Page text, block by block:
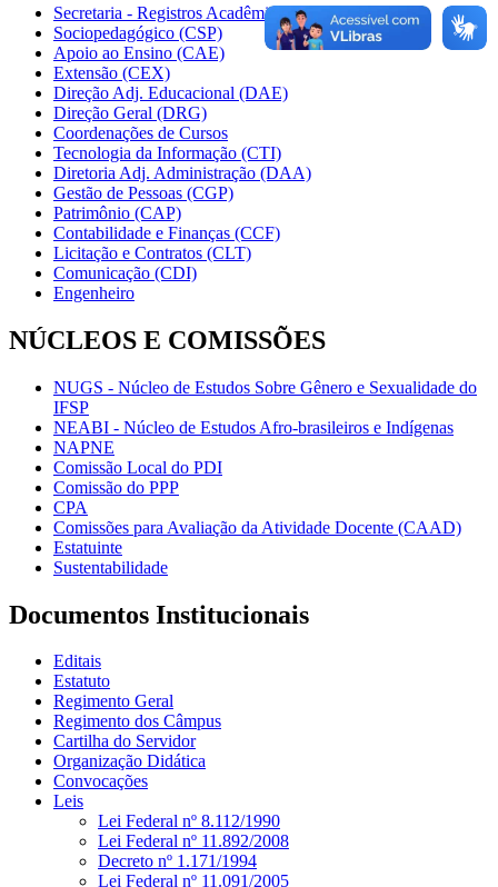
Secretaria - Registros Acadêmicos (CRA)
Sociopedagógico (CSP)
Apoio ao Ensino (CAE)
Extensão (CEX)
Direção Adj. Educacional (DAE)
Direção Geral (DRG)
Coordenações de Cursos
Tecnologia da Informação (CTI)
Diretoria Adj. Administração (DAA)
Gestão de Pessoas (CGP)
Patrimônio (CAP)
Contabilidade e Finanças (CCF)
Licitação e Contratos (CLT)
Comunicação (CDI)
Engenheiro
NÚCLEOS E COMISSÕES
NUGS - Núcleo de Estudos Sobre Gênero e Sexualidade do
IFSP
NEABI - Núcleo de Estudos Afro-brasileiros e Indígenas
NAPNE
Comissão Local do PDI
Comissão do PPP
CPA
Comissões para Avaliação da Atividade Docente (CAAD)
Estatuinte
Sustentabilidade
Documentos Institucionais
Editais
Estatuto
Regimento Geral
Regimento dos Câmpus
Cartilha do Servidor
Organização Didática
Convocações
Leis
Lei Federal nº 8.112/1990
Lei Federal nº 11.892/2008
Decreto nº 1.171/1994
Lei Federal nº 11.091/2005